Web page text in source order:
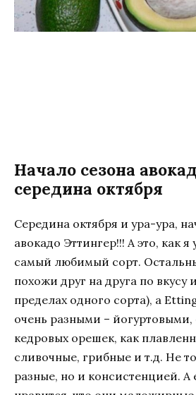
Начало сезона
середина октября
Середина октября и ура-ура,
авокадо Эттингер!!! А это, как
самый любимый сорт.
похожи друг на друга по вкусу
пределах одного сорта), а
очень разными – йогуртовыми,
кедровых орешек, как
сливочные, грибные и т.д. Не
разные, но и консистенцией. А